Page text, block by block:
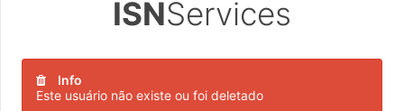
ISNServices
Info
Este usuário não existe ou foi deletado